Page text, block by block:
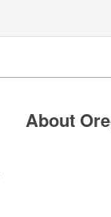
About